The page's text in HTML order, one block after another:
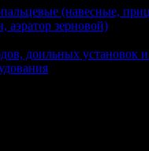
(навесные,
аэратор зерновой)
доильных установок